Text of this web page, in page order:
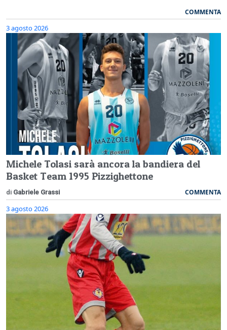
COMMENTA
3 agosto 2026
Michele Tolasi sarà ancora la bandiera del
Basket Team 1995 Pizzighettone
di Gabriele Grassi COMMENTA
3 agosto 2026